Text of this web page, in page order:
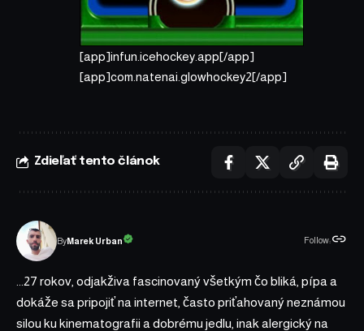
[app]infun.icehockey.app[/app]
[app]com.natenai.glowhockey2[/app]
Zdieľať tento článok
ByMarek Urban Follow:
...27 rokov, odjakživa fascinovaný všetkým čo bliká, pípa a
dokáže sa pripojiť na internet, často priťahovaný neznámou
silou ku kinematografii a dobrému jedlu, inak alergický na